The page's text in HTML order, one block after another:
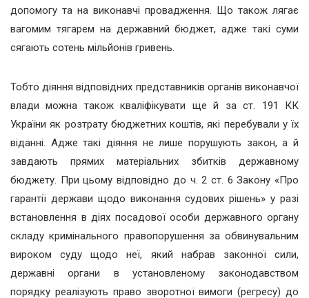
допомогу та на виконавчі провадження. Що також лягає
вагомим тягарем на державний бюджет, адже такі суми
сягають сотень мільйонів гривень.
Тобто діяння відповідних представників органів виконавчої
влади можна також кваліфікувати ще й за ст. 191 КК
України як розтрату бюджетних коштів, які перебували у їх
віданні. Адже такі діяння не лише порушують закон, а й
завдають прямих матеріальних збитків державному
бюджету. При цьому відповідно до ч. 2 ст. 6 Закону «Про
гарантії держави щодо виконання судових рішень» у разі
встановлення в діях посадової особи державного органу
складу кримінального правопорушення за обвинувальним
вироком суду щодо неї, який набрав законної сили,
державні органи в установленому законодавством
порядку реалізують право зворотної вимоги (регресу) до